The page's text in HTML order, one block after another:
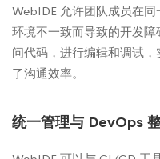
WebIDE 允许团队成员在
环境不一致而导致的开发
问代码，进行编辑和调试
了沟通效率。
统一管理与 DevOps